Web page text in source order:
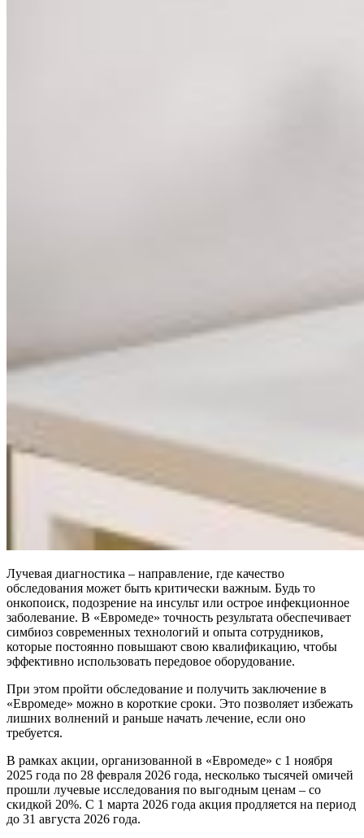
Лучевая диагностика – направление, где качество
обследования может быть критически важным. Будь то
онкопоиск, подозрение на инсульт или острое инфекционное
заболевание. В «Евромеде» точность результата обеспечивает
симбиоз современных технологий и опыта сотрудников,
которые постоянно повышают свою квалификацию, чтобы
эффективно использовать передовое оборудование.
При этом пройти обследование и получить заключение в
«Евромеде» можно в короткие сроки. Это позволяет избежать
лишних волнений и раньше начать лечение, если оно
требуется.
В рамках акции, организованной в «Евромеде» с 1 ноября
2025 года по 28 февраля 2026 года, несколько тысячей омичей
прошли лучевые исследования по выгодным ценам – со
скидкой 20%. С 1 марта 2026 года акция продляется на период
до 31 августа 2026 года.